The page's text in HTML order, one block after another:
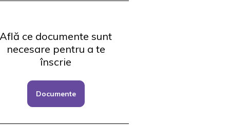
Află ce documente sunt
necesare pentru a te
înscrie
Documente